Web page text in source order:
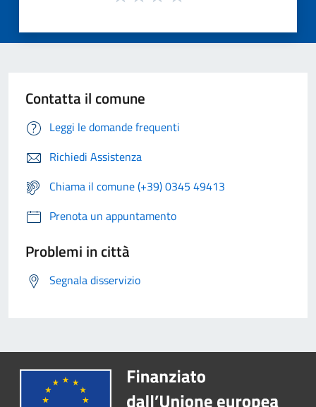
Contatta il comune
Leggi le domande frequenti
Richiedi Assistenza
Chiama il comune (+39) 0345 49413
Prenota un appuntamento
Problemi in città
Segnala disservizio